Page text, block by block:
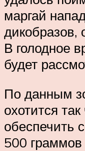
маргай
дикобразов,
В голодное
будет
По данным
охотится
обеспечить
500 граммов